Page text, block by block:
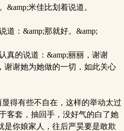
&amp;米佳比划着说道。
：&amp;那就好。&amp;
真的说道：&amp;丽丽，谢谢
谢谢她为她做的一切，如此关心
得有些不自在，这样的举动太过
客套，抽回手，没好气的白了她
是你娘家人，往后严昊要是敢欺